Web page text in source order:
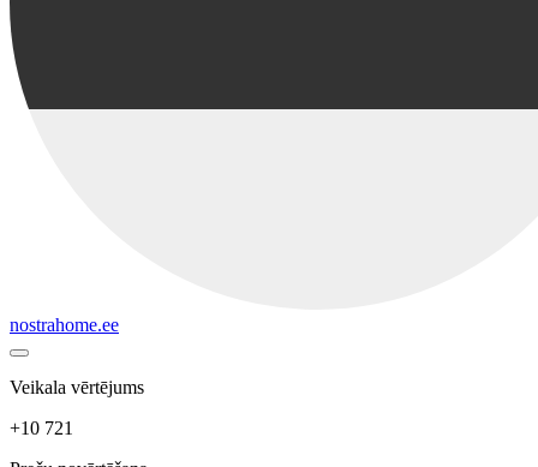
nostrahome.ee
Veikala vērtējums
+10 721